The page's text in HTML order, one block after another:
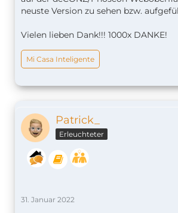
neuste Version zu sehen bzw.
Vielen lieben Dank!!! 1000x DANKE!
Mi Casa Inteligente
Patrick_
Erleuchteter
31. Januar 2022